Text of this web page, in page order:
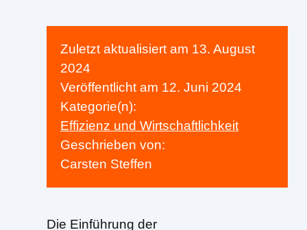
Zuletzt aktualisiert am 13. August
2024
Veröffentlicht am 12. Juni 2024
Kategorie(n):
Effizienz und Wirtschaftlichkeit
Geschrieben von:
Carsten Steffen
Die Einführung der